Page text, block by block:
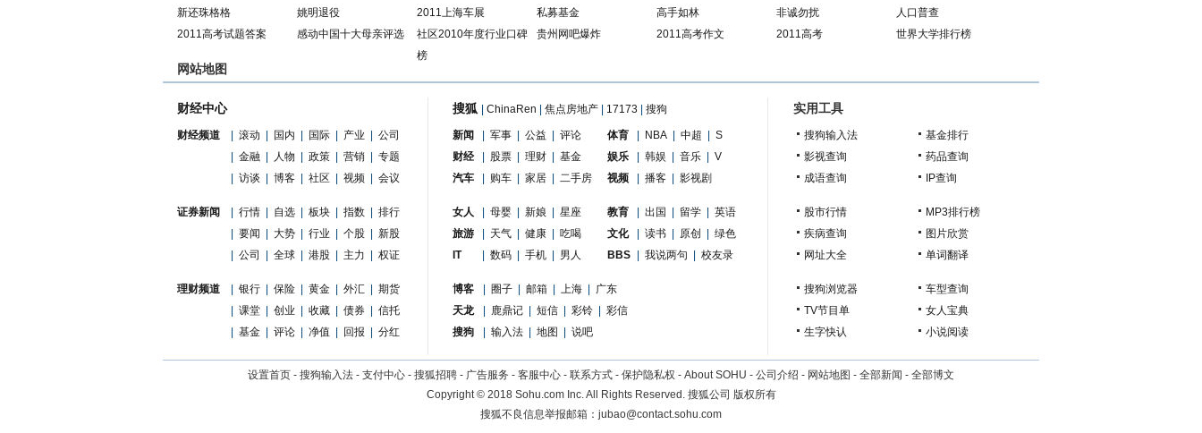
新还珠格格
姚明退役 2011上海车展 私募基金 高手如林 非诚勿扰
人口普查
2011高考试题答案
感动中国十大母亲评选
社区2010年度行业口碑
榜
贵州网吧爆炸 2011高考作文 2011高考 世界大学排行榜
网站地图
财经中心
财经频道 滚动 国内 国际 产业
公司
金融 人物 政策 营销
专题
访谈 博客 社区 视频 会议
证券新闻 行情 自选 板块 指数
排行
要闻 大势 行业 个股
新股
公司 全球 港股 主力 权证
理财频道 银行 保险 黄金 外汇
期货
课堂 创业 收藏 债券
信托
基金 评论 净值 回报 分红
搜狐 ChinaRen 焦点房地产 17173 搜狗
新闻 军事 公益 评论 体育 NBA 中超
S
财经
股票 理财 基金 娱乐 韩娱 音乐
V
汽车
购车 家居 二手房 视频 播客 影视剧
女人 母婴 新娘 星座 教育 出国 留学
英语
旅游
天气 健康 吃喝 文化 读书 原创
绿色
IT
数码 手机 男人 BBS 我说两句 校友录
博客 圈子 邮箱 上海
广东
天龙
鹿鼎记 短信 彩铃
彩信
搜狗
输入法 地图 说吧
实用工具
搜狗输入法
基金排行
影视查询
药品查询
成语查询
IP查询
股市行情
MP3排行榜
疾病查询
图片欣赏
网址大全
单词翻译
搜狗浏览器
车型查询
TV节目单
女人宝典
生字快认
小说阅读
设置首页 - 搜狗输入法 - 支付中心 - 搜狐招聘 - 广告服务 - 客服中心 - 联系方式 - 保护隐私权 - About SOHU - 公司介绍 - 网站地图 - 全部新闻 - 全部博文
Copyright©2018 Sohu.com Inc. All Rights Reserved. 搜狐公司 版权所有
搜狐不良信息举报邮箱： jubao@contact.sohu.com